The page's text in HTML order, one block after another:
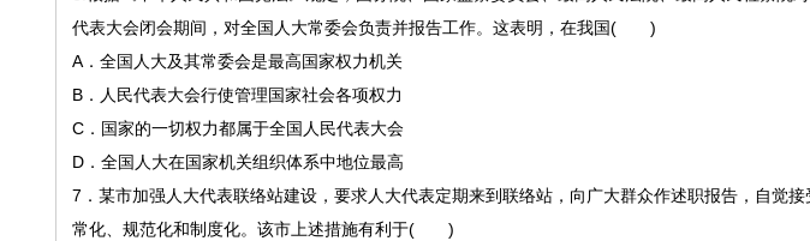
代表大会闭会期间，对全国人大常委会负责并报告工作。这表明，在我国( )
A．全国人大及其常委会是最高国家权力机关
B．人民代表大会行使管理国家社会各项权力
C．国家的一切权力都属于全国人民代表大会
D．全国人大在国家机关组织体系中地位最高
7．某市加强人大代表联络站建设，要求人大代表定期来到联络站，向广大群众作述职报告，自觉
常化、规范化和制度化。该市上述措施有利于( )